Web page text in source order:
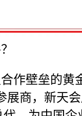
壁垒的黄
展商，新天会